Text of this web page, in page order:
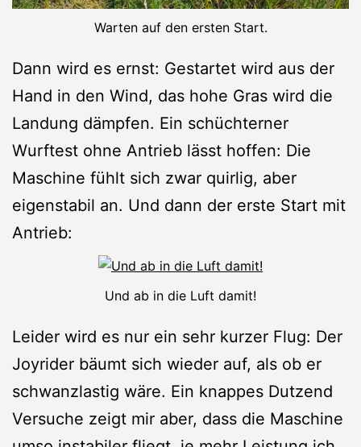
Warten auf den ersten Start.
Dann wird es ernst: Gestartet wird aus der
Hand in den Wind, das hohe Gras wird die
Landung dämpfen. Ein schüchterner
Wurftest ohne Antrieb lässt hoffen: Die
Maschine fühlt sich zwar quirlig, aber
eigenstabil an. Und dann der erste Start mit
Antrieb:
Und ab in die Luft damit!
Leider wird es nur ein sehr kurzer Flug: Der
Joyrider bäumt sich wieder auf, als ob er
schwanzlastig wäre. Ein knappes Dutzend
Versuche zeigt mir aber, dass die Maschine